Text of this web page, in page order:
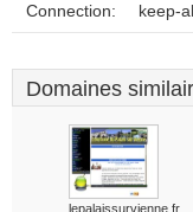
Connection: keep-
Domaines
lepalaissurvienne.fr